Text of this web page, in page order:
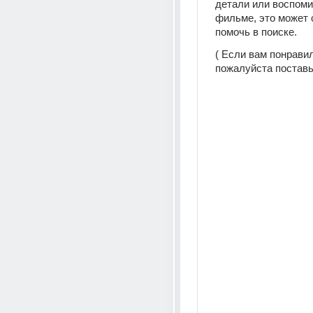
детали или
фильме, это может
помочь в поиске.
( Если вам
пожалуйста